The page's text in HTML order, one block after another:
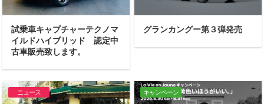
試乗車キャプチャーテクノマ
イルドハイブリッド 認定中
古車販売致します。
グランカングー第３弾発売
ニュース キャンペーン